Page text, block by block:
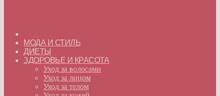
МОДА И СТИЛЬ
ДИЕТЫ
ЗДОРОВЬЕ И КРАСОТА
Уход за волосами
Уход за лицом
Уход за телом